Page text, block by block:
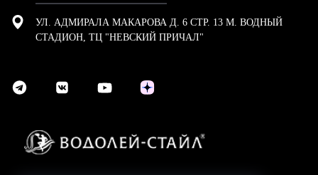
УЛ. АДМИРАЛА МАКАРОВА Д. 6 СТР. 13 М. ВОДНЫЙ
СТАДИОН, ТЦ "НЕВСКИЙ ПРИЧАЛ"